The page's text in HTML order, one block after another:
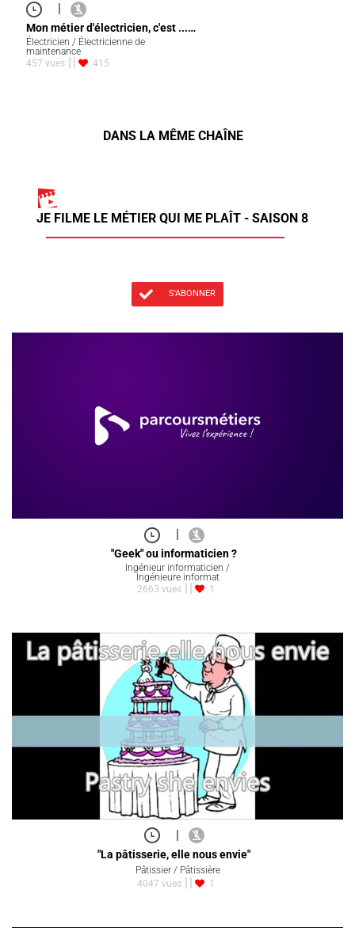
|
Mon métier d'électricien, c'est ...…
Électricien / Électricienne de
maintenance
457 vues
415
DANS LA MÊME CHAÎNE
JE FILME LE MÉTIER QUI ME PLAÎT - SAISON 8
S'ABONNER
"Geek" ou informaticien ?
Ingénieur informaticien /
Ingénieure informat
2663 vues
1
|
"La pâtisserie, elle nous envie"
Pâtissier / Pâtissière
4047 vues
1